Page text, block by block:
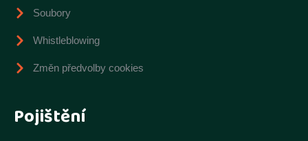
Soubory
Whistleblowing
Změn předvolby cookies
Pojištění